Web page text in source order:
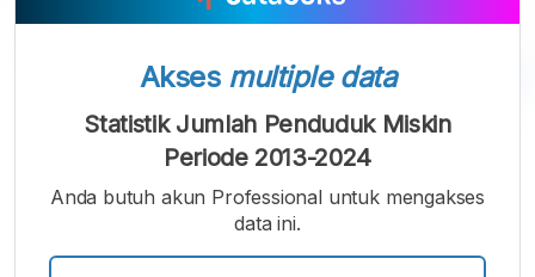
A
Font
A
Font
Sedang
A
Font
Besar
Akses multiple data
Statistik Jumlah Penduduk Miskin
Periode 2013-2024
Anda butuh akun Professional untuk mengakses
data ini.